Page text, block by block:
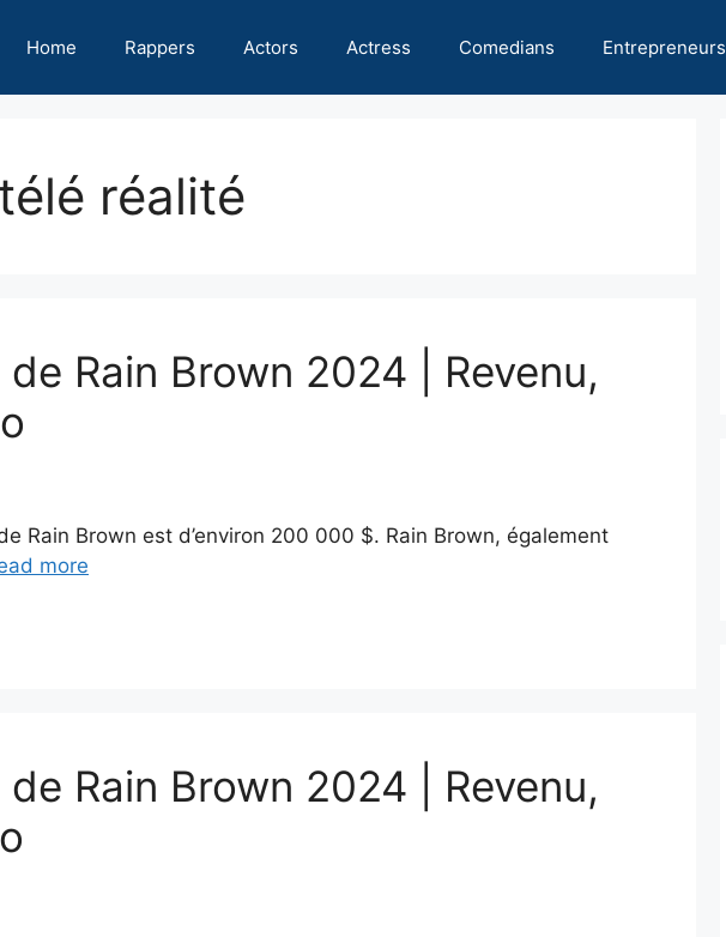
Home Rappers Actors Actress Comedians Entrepreneurs
réalité
Rain Brown 2024 | Revenu,
Rain Brown est d’environ 200 000 $. Rain Brown, également
more
Rain Brown 2024 | Revenu,